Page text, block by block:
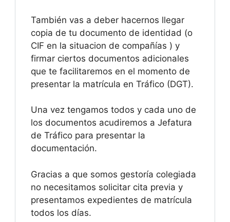
También vas a deber hacernos llegar
copia de tu documento de identidad (o
CIF en la situacion de compañías ) y
firmar ciertos documentos adicionales
que te facilitaremos en el momento de
presentar la matrícula en Tráfico (DGT).
Una vez tengamos todos y cada uno de
los documentos acudiremos a Jefatura
de Tráfico para presentar la
documentación.
Gracias a que somos gestoría colegiada
no necesitamos solicitar cita previa y
presentamos expedientes de matrícula
todos los días.